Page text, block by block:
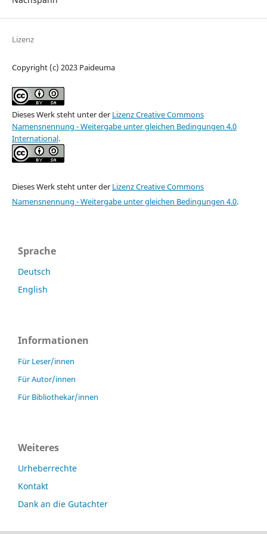
Lizenz
Copyright (c) 2023 Paideuma
Dieses Werk steht unter der Lizenz Creative Commons
Namensnennung - Weitergabe unter gleichen Bedingungen 4.0
International.
Dieses Werk steht unter der Lizenz Creative Commons
Namensnennung - Weitergabe unter gleichen Bedingungen 4.0.
Sprache
Deutsch
English
Informationen
Für Leser/innen
Für Autor/innen
Für Bibliothekar/innen
Weiteres
Urheberrechte
Kontakt
Dank an die Gutachter